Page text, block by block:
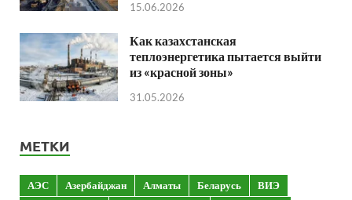
15.06.2026
Как казахстанская
теплоэнергетика пытается выйти
из «красной зоны»
31.05.2026
МЕТКИ
АЭС Азербайджан Алматы Беларусь
ВИЭ